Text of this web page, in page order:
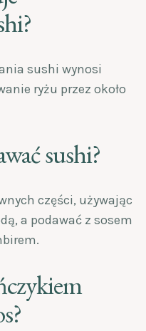
sushi wynosi
ryżu przez około
sushi?
części, używając
a podawać z sosem